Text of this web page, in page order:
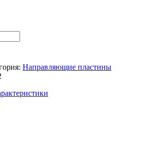
Направляющие пластины